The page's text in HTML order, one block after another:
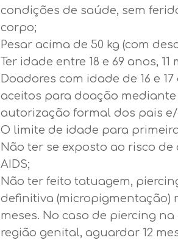
condições de saúde, sem
corpo;
Pesar acima de 50 kg (com
Ter idade entre 18 e 69 anos, 11
Doadores com idade de 16 e
aceitos para doação mediante
autorização formal dos pais
O limite de idade para
Não ter se exposto ao risco
AIDS;
Não ter feito tatuagem,
definitiva (micropigmentação)
meses. No caso de piercing
região genital, aguardar 12